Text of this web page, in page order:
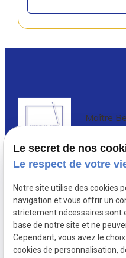
Maître
depuis 1987,
Eiffel conseille et défend
investisseurs
Le secret de nos
Le respect de votre
Notre site utilise des cookies
navigation et vous offrir un
strictement nécessaires sont
base de notre site et ne
Cependant, vous avez le
cookies de personnalisation,